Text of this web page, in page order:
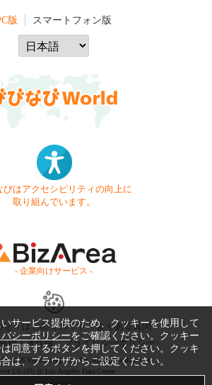
版 スマートフォン版
びはアクセシビリティの向上に
取り組んでいます。
- 企業向けサービス -
せ はじめてガイド
よくある質問
標・著作権 プライバシーポリシー
2026 Vivid Navigation, Inc. All Rights Reserved.
US (45) @ Los Angeles Data Center
サービス提供のため、クッキーを使用して
シーポリシーをご確認ください。クッキー
同意するボタンを押してください。クッキ
は、ブラウザからご設定ください。